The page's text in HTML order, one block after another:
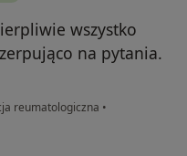
wszystko
na pytania.
reumatologiczna •